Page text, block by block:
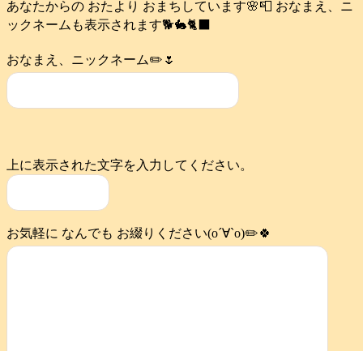
あなたからの おたより おまちしています🌸📮 おなまえ、ニ
ックネームも表示されます🐕️🐇🐈‍⬛
おなまえ、ニックネーム✏️🌷
上に表示された文字を入力してください。
お気軽に なんでも お綴りください(о´∀`о)✏️🍀